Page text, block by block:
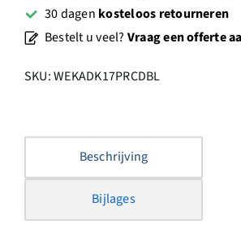
30 dagen kosteloos retourneren
Bestelt u veel? Vraag een offerte
SKU:WEKADK17PRCDBL
Beschrijving
Bijlages